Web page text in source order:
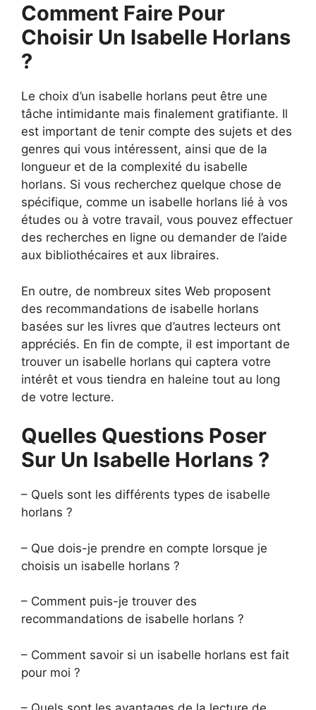
Comment Faire Pour
Choisir Un Isabelle Horlans
?
Le choix d’un isabelle horlans peut être une
tâche intimidante mais finalement gratifiante. Il
est important de tenir compte des sujets et des
genres qui vous intéressent, ainsi que de la
longueur et de la complexité du isabelle
horlans. Si vous recherchez quelque chose de
spécifique, comme un isabelle horlans lié à vos
études ou à votre travail, vous pouvez effectuer
des recherches en ligne ou demander de l’aide
aux bibliothécaires et aux libraires.
En outre, de nombreux sites Web proposent
des recommandations de isabelle horlans
basées sur les livres que d’autres lecteurs ont
appréciés. En fin de compte, il est important de
trouver un isabelle horlans qui captera votre
intérêt et vous tiendra en haleine tout au long
de votre lecture.
Quelles Questions Poser
Sur Un Isabelle Horlans ?
– Quels sont les différents types de isabelle
horlans ?
– Que dois-je prendre en compte lorsque je
choisis un isabelle horlans ?
– Comment puis-je trouver des
recommandations de isabelle horlans ?
– Comment savoir si un isabelle horlans est fait
pour moi ?